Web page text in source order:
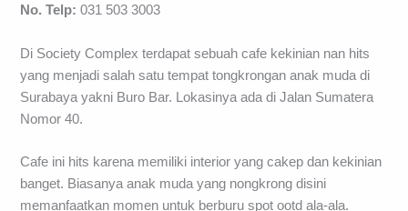
No. Telp: 031 503 3003
Di Society Complex terdapat sebuah cafe kekinian nan hits
yang menjadi salah satu tempat tongkrongan anak muda di
Surabaya yakni Buro Bar. Lokasinya ada di Jalan Sumatera
Nomor 40.
Cafe ini hits karena memiliki interior yang cakep dan kekinian
banget. Biasanya anak muda yang nongkrong disini
memanfaatkan momen untuk berburu spot ootd ala-ala.